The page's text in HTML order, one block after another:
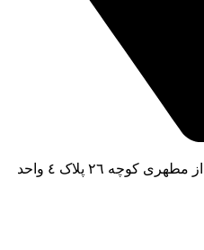
تهران قائم مقام فراهانی پایین تر از مطهری کوچه ٢٦ پلاک ٤ واحد